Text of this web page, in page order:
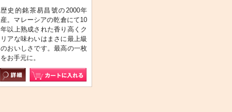
歴史的銘茶易昌號の2000年
産。マレーシアの乾倉にて10
年以上熟成された香り高くク
リアな味わいはまさに最上級
のおいしさです。最高の一枚
をお手元に。